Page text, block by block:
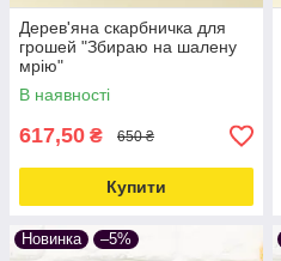
Дерев'яна скарбничка для
грошей "Збираю на шалену
мрію"
В наявності
617,50 ₴ 650 ₴
Купити
Новинка –5%